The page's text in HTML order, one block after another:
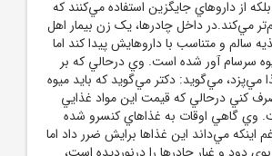
از داروهاي جايگزين استفاده مي‌کنند که
مي‌کند.در داخل چادرها، يک زن بيمار اهل
سالم و متناسب با داروهايش پيدا کند اما
سرسام آور شده است. وي درحالي که بر
مي‌گويد: دکتر مي‌گويد که بايد ميوه
کني درحالي که قيمت اين مواد غذايي
وي گاهي اوقات به غذاهاي کنسرو شده
اينکه مي‌داند اين غذاها برايش ضرر داد اما